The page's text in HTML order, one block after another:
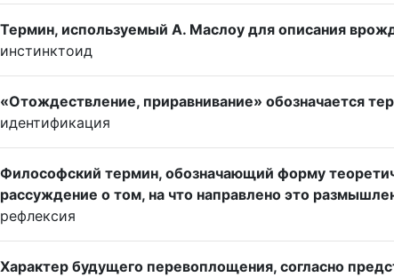
Термин, используемый А. Маслоу для описания
инстинктоид
«Отождествление, приравнивание» обозначается
идентификация
Философский термин, обозначающий форму
рассуждение о том, на что направлено это
рефлексия
Характер будущего перевоплощения, согласно